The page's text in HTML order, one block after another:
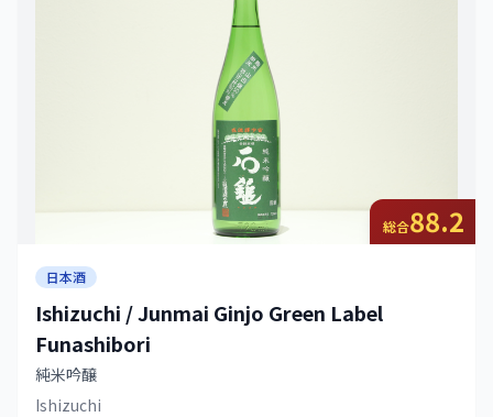
総合88.2
日本酒
Ishizuchi / Junmai Ginjo Green Label
Funashibori
純米吟醸
Ishizuchi